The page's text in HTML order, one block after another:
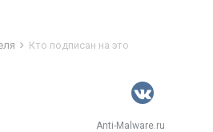
Кто подписан на это
Anti-Malware.ru